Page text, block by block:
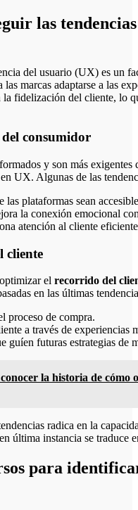
las
del usuario (UX) es un
marcas adaptarse a las
la fidelización del cliente, lo
consumidor
y son más
UX. Algunas de las
las plataformas sean
la conexión emocional
atención al cliente
cliente
el recorrido del
en las últimas
proceso de compra.
a través de experiencias
guíen futuras estrategias de
la historia de cómo
radica en la
última instancia se traduce
para